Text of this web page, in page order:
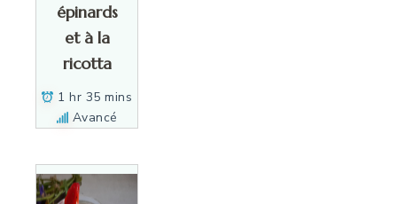
épinards
et à la
ricotta
1 hr 35 mins
Avancé